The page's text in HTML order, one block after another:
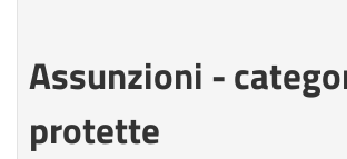
Assunzioni -
protette